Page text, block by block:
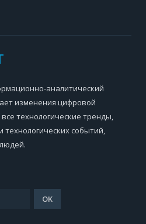
аналитический
изменения цифровой
технологические тренды,
технологических событий,